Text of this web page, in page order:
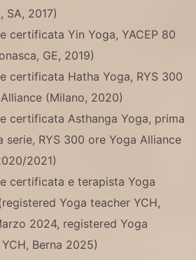
SA, 2017)
certificata Yin Yoga, YACEP 80
GE, 2019)
certificata Hatha Yoga, RYS 300
(Milano, 2020)
certificata Asthanga Yoga, prima
serie, RYS 300 ore Yoga Alliance
2021)
certificata e terapista Yoga
Yoga teacher YCH,
2024, registered Yoga
Berna 2025)